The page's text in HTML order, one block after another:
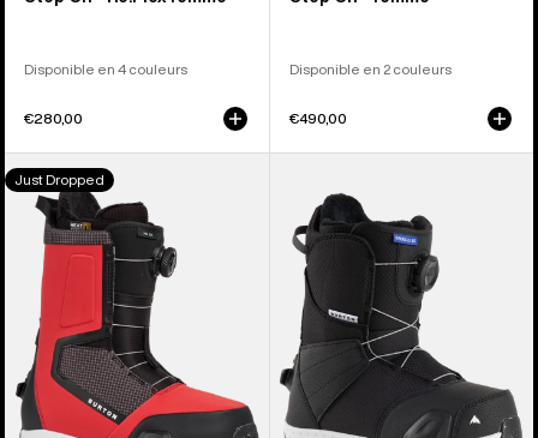
Disponible en 4 couleurs
€280,00
Disponible en 2 couleurs
€490,00
Burton
-
Boots
snowboard
Highshot
Step
On®
homme
Just Dropped
Boots
snowboard
Smalls
Step
On®
enfant